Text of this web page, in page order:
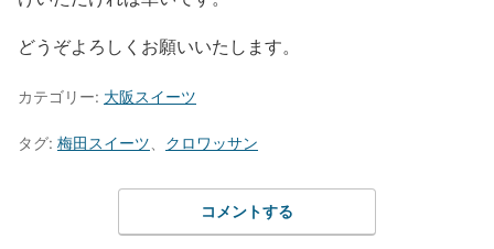
どうぞよろしくお願いいたします。
カテゴリー: 大阪スイーツ
タグ: 梅田スイーツ クロワッサン
コメントする